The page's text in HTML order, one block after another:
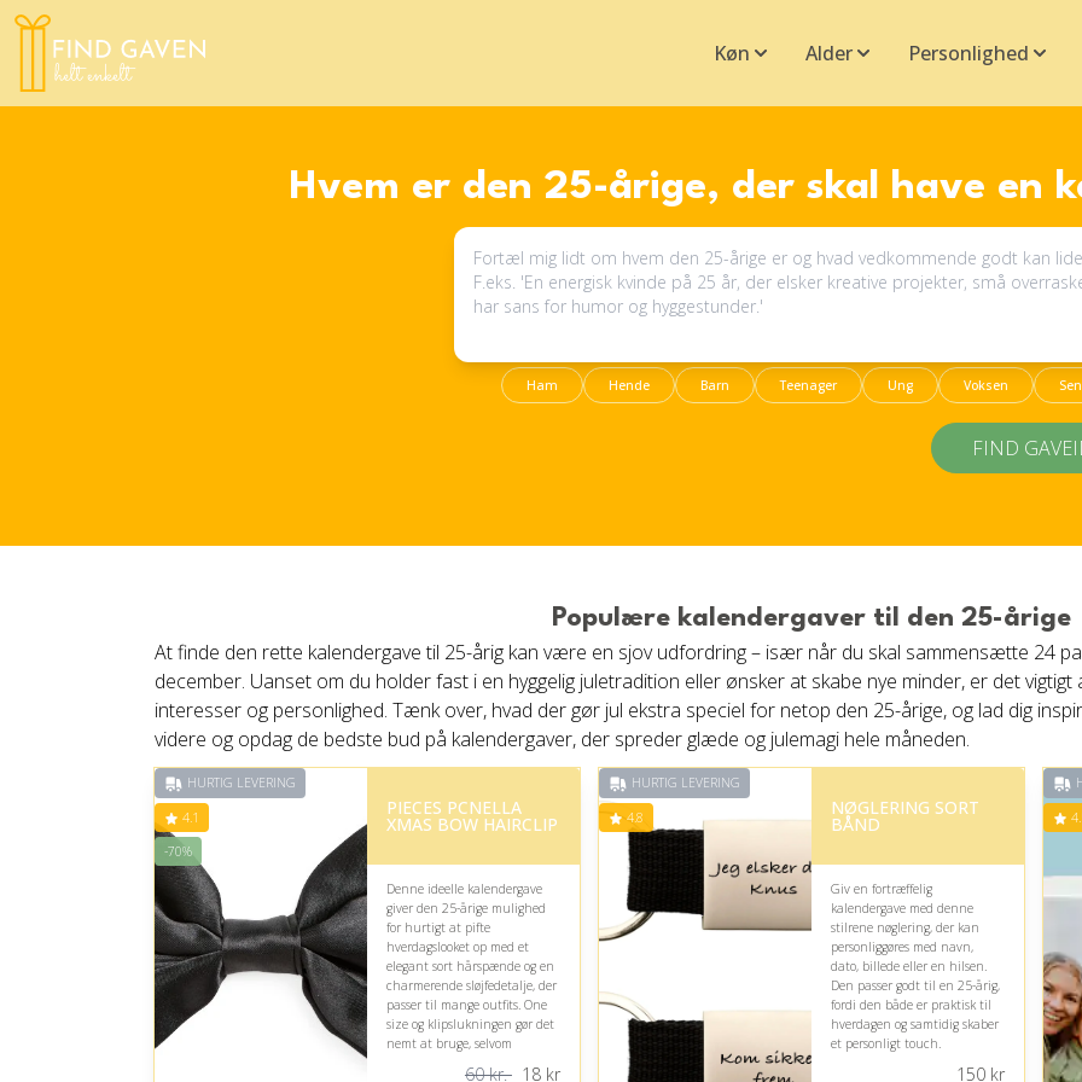
Køn Alder Personlighed
Hvem er den 25-årige, der skal have en
Ham Hende Barn Teenager Ung Voksen
FIND
Populære kalendergaver til den 25-årige
At finde den rette kalendergave til 25-årig kan være en sjov udfordring – især når du skal sammensætte 24
december. Uanset om du holder fast i en hyggelig juletradition eller ønsker at skabe nye minder, er det
interesser og personlighed. Tænk over, hvad der gør jul ekstra speciel for netop den 25-årige, og lad dig
videre og opdag de bedste bud på kalendergaver, der spreder glæde og julemagi hele måneden.
HURTIG LEVERING
4.1
-70%
PIECES PCNELLA
XMAS BOW HAIRCLIP
Denne ideelle kalendergave
giver den 25-årige mulighed
for hurtigt at pifte
hverdagslooket op med et
elegant sort hårspænde og en
charmerende sløjfedetalje, der
passer til mange outfits. One
size og klipslukningen gør det
nemt at bruge, selvom
60 kr. 18kr
HURTIG LEVERING
4.8 NØGLERING SORT
BÅND
Giv en fortræffelig
kalendergave med denne
stilrene nøglering, der kan
personliggøres med navn,
dato, billede eller en hilsen.
Den passer godt til en 25-årig,
fordi den både er praktisk til
hverdagen og samtidig skaber
et personligt touch.
150kr